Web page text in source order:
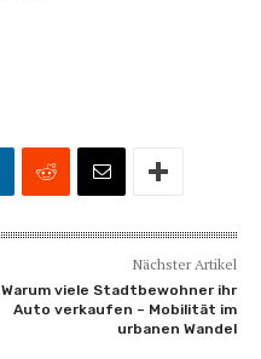
Nächster Artikel
Warum viele Stadtbewohner ihr
Auto verkaufen – Mobilität im
urbanen Wandel